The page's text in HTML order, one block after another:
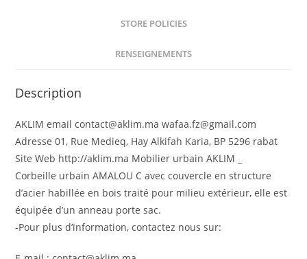
STORE POLICIES
RENSEIGNEMENTS
Description
AKLIM email contact@aklim.ma wafaa.fz@gmail.com
Adresse 01, Rue Medieq, Hay Alkifah Karia, BP 5296 rabat
Site Web http://aklim.ma Mobilier urbain AKLIM _
Corbeille urbain AMALOU C avec couvercle en structure
d’acier habillée en bois traité pour milieu extérieur, elle est
équipée d’un anneau porte sac.
-Pour plus d’information, contactez nous sur: